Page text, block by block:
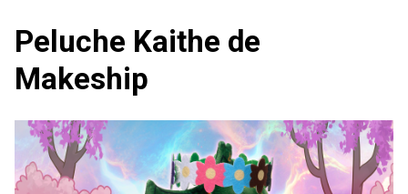
Peluche Kaithe de
Makeship